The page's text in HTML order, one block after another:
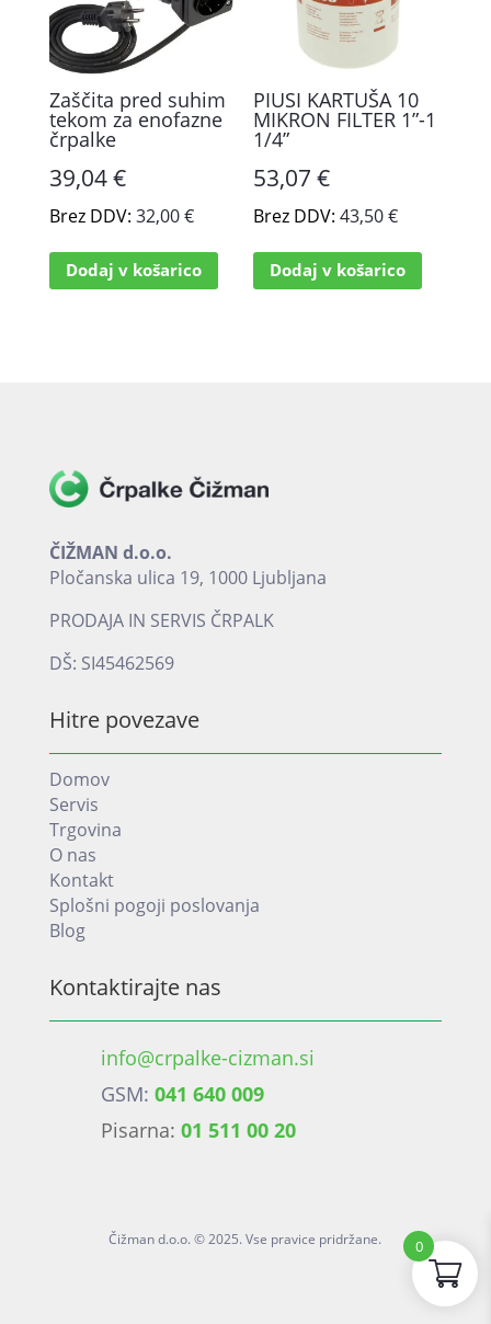
Zaščita pred suhim
tekom za enofazne
črpalke
39,04€
Brez DDV: 32,00€
Dodaj v košarico
PIUSI KARTUŠA 10
MIKRON FILTER 1”-1
1/4”
53,07€
Brez DDV:43,50€
Dodaj v košarico
ČIŽMAN d.o.o.
Pločanska ulica 19, 1000 Ljubljana
PRODAJA IN SERVIS ČRPALK
DŠ: SI45462569
Hitre povezave
Domov
Servis
Trgovina
O nas
Kontakt
Splošni pogoji poslovanja
Blog
Kontaktirajte nas
info@crpalke-cizman.si
GSM: 041 640 009
Pisarna: 01 511 00 20
Čižman d.o.o. © 2025. Vse pravice pridržane. 0